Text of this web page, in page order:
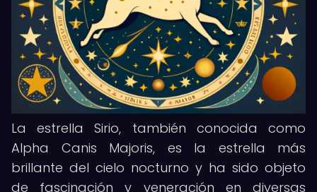
La estrella Sirio, también conocida como
Alpha Canis Majoris, es la estrella más
brillante del cielo nocturno y ha sido objeto
de fascinación y veneración en diversas